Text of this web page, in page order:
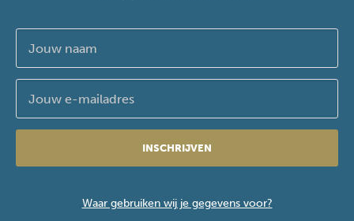
INSCHRIJVEN
Waar gebruiken wij je gegevens voor?